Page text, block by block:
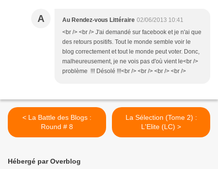
A Au Rendez-vous Littéraire 02/06/2013 10:41
<br /> <br /> J'ai demandé sur facebook et je n'ai que
des retours positifs. Tout le monde semble voir le
blog correctement et tout le monde peut voter. Donc,
malheureusement, je ne vois pas d'où vient le<br />
problème !!! Désolé !!!<br /> <br /> <br /> <br />
< La Battle des Blogs :
Round # 8
La Sélection (Tome 2) :
L'Elite (LC) >
Hébergé par Overblog